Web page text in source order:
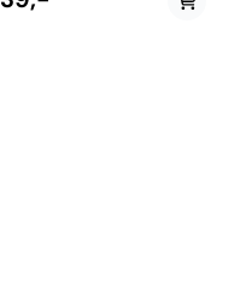
tilgjengelig ved behov. Flat og